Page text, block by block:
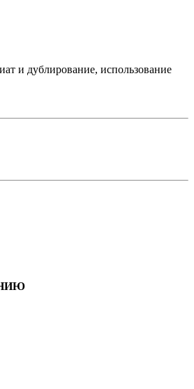
и дублирование, использование